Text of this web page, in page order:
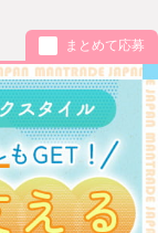
まとめて応募